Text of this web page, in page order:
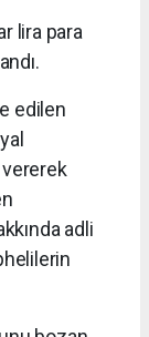
lira para
edilen
adli